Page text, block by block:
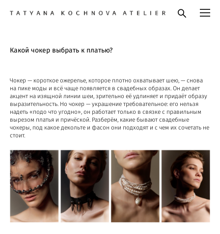
Какой чокер выбрать к платью?
Чокер — короткое ожерелье, которое плотно охватывает шею, — снова
на пике моды и всё чаще появляется в свадебных образах. Он делает
акцент на изящной линии шеи, зрительно её удлиняет и придаёт образу
выразительность. Но чокер — украшение требовательное: его нельзя
надеть «подо что угодно», он работает только в связке с правильным
вырезом платья и причёской. Разберём, какие бывают свадебные
чокеры, под какое декольте и фасон они подходят и с чем их сочетать не
стоит.